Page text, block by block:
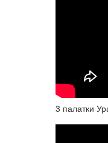
3 палатки